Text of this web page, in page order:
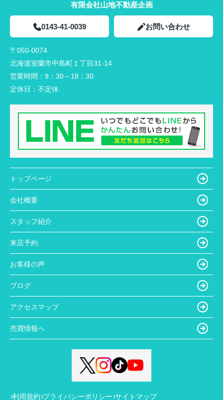
有限会社山地不動産企画
0143-41-0039 お問い合わせ
〒050-0074
北海道室蘭市中島町１丁目31-14
営業時間： 9：30～18：30
定休日： 不定休
トップページ
会社概要
スタッフ紹介
来店予約
お客様の声
ブログ
アクセスマップ
売買情報へ
利用規約 プライバシーポリシー サイトマップ